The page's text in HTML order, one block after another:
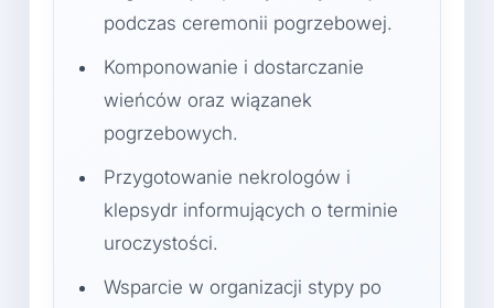
podczas ceremonii pogrzebowej.
Komponowanie i dostarczanie
wieńców oraz wiązanek
pogrzebowych.
Przygotowanie nekrologów i
klepsydr informujących o terminie
uroczystości.
Wsparcie w organizacji stypy po